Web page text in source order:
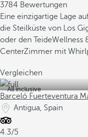
3784 Bewertungen
Eine einzigartige Lage
die Steilküste von Los
oder den TeideWellness
CenterZimmer mit
Vergleichen
All inclusive
Barceló Fuerteventura
Antigua, Spain
4.3/5